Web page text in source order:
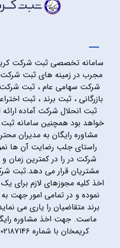
سامانه تخصصی ثبت شرکت
مجرب در زمینه های ثبت
شرکت سهامی عام ، ثبت
بازرگانی ، ثبت برند ، ثبت
ثبت انحلال شرکت آماده
خواهد بود همچنین سامانه
مشاوره رایگان به مدیران
راستای جلب رضایت آن ها
شرکت در را در کمترین زمان و
مشتریان قرار می دهد.ثبت
اخذ کلیه مجوزهای لازم برای
نموده و در تمامی امور جهت
برند متقاضیان را یاری می
ماست. جهت اخذ مشاوره
کریمخان با شماره ۰۲۱۸۷۱۴۶ تماس حاصل فرمایید.